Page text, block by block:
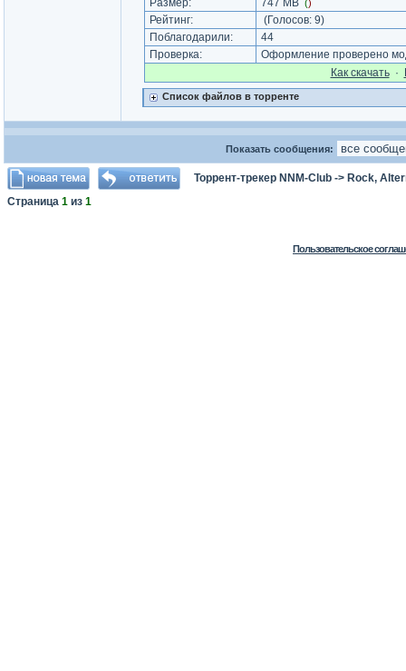
Размер:
747 MB ()
Рейтинг: (Голосов: 9)
Поблагодарили:
44
Проверка:
Оформление проверено
Как cкачать·
Список файлов в торренте
Показать сообщения:
Торрент-трекер NNM-Club -> Rock,
Страница 1 из 1
Пользовательское